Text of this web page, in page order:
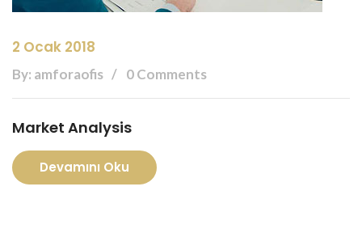
2 Ocak 2018
By: amforaofis 0 Comments
Market Analysis
Devamını Oku